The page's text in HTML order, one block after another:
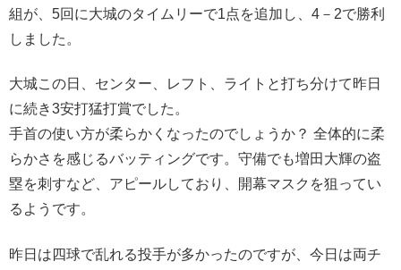
組が、5回に大城のタイムリーで1点を追加し、4－2で勝利
しました。
大城この日、センター、レフト、ライトと打ち分けて昨日
に続き3安打猛打賞でした。
手首の使い方が柔らかくなったのでしょうか？ 全体的に柔
らかさを感じるバッティングです。守備でも増田大輝の盗
塁を刺すなど、アピールしており、開幕マスクを狙ってい
るようです。
昨日は四球で乱れる投手が多かったのですが、今日は両チ